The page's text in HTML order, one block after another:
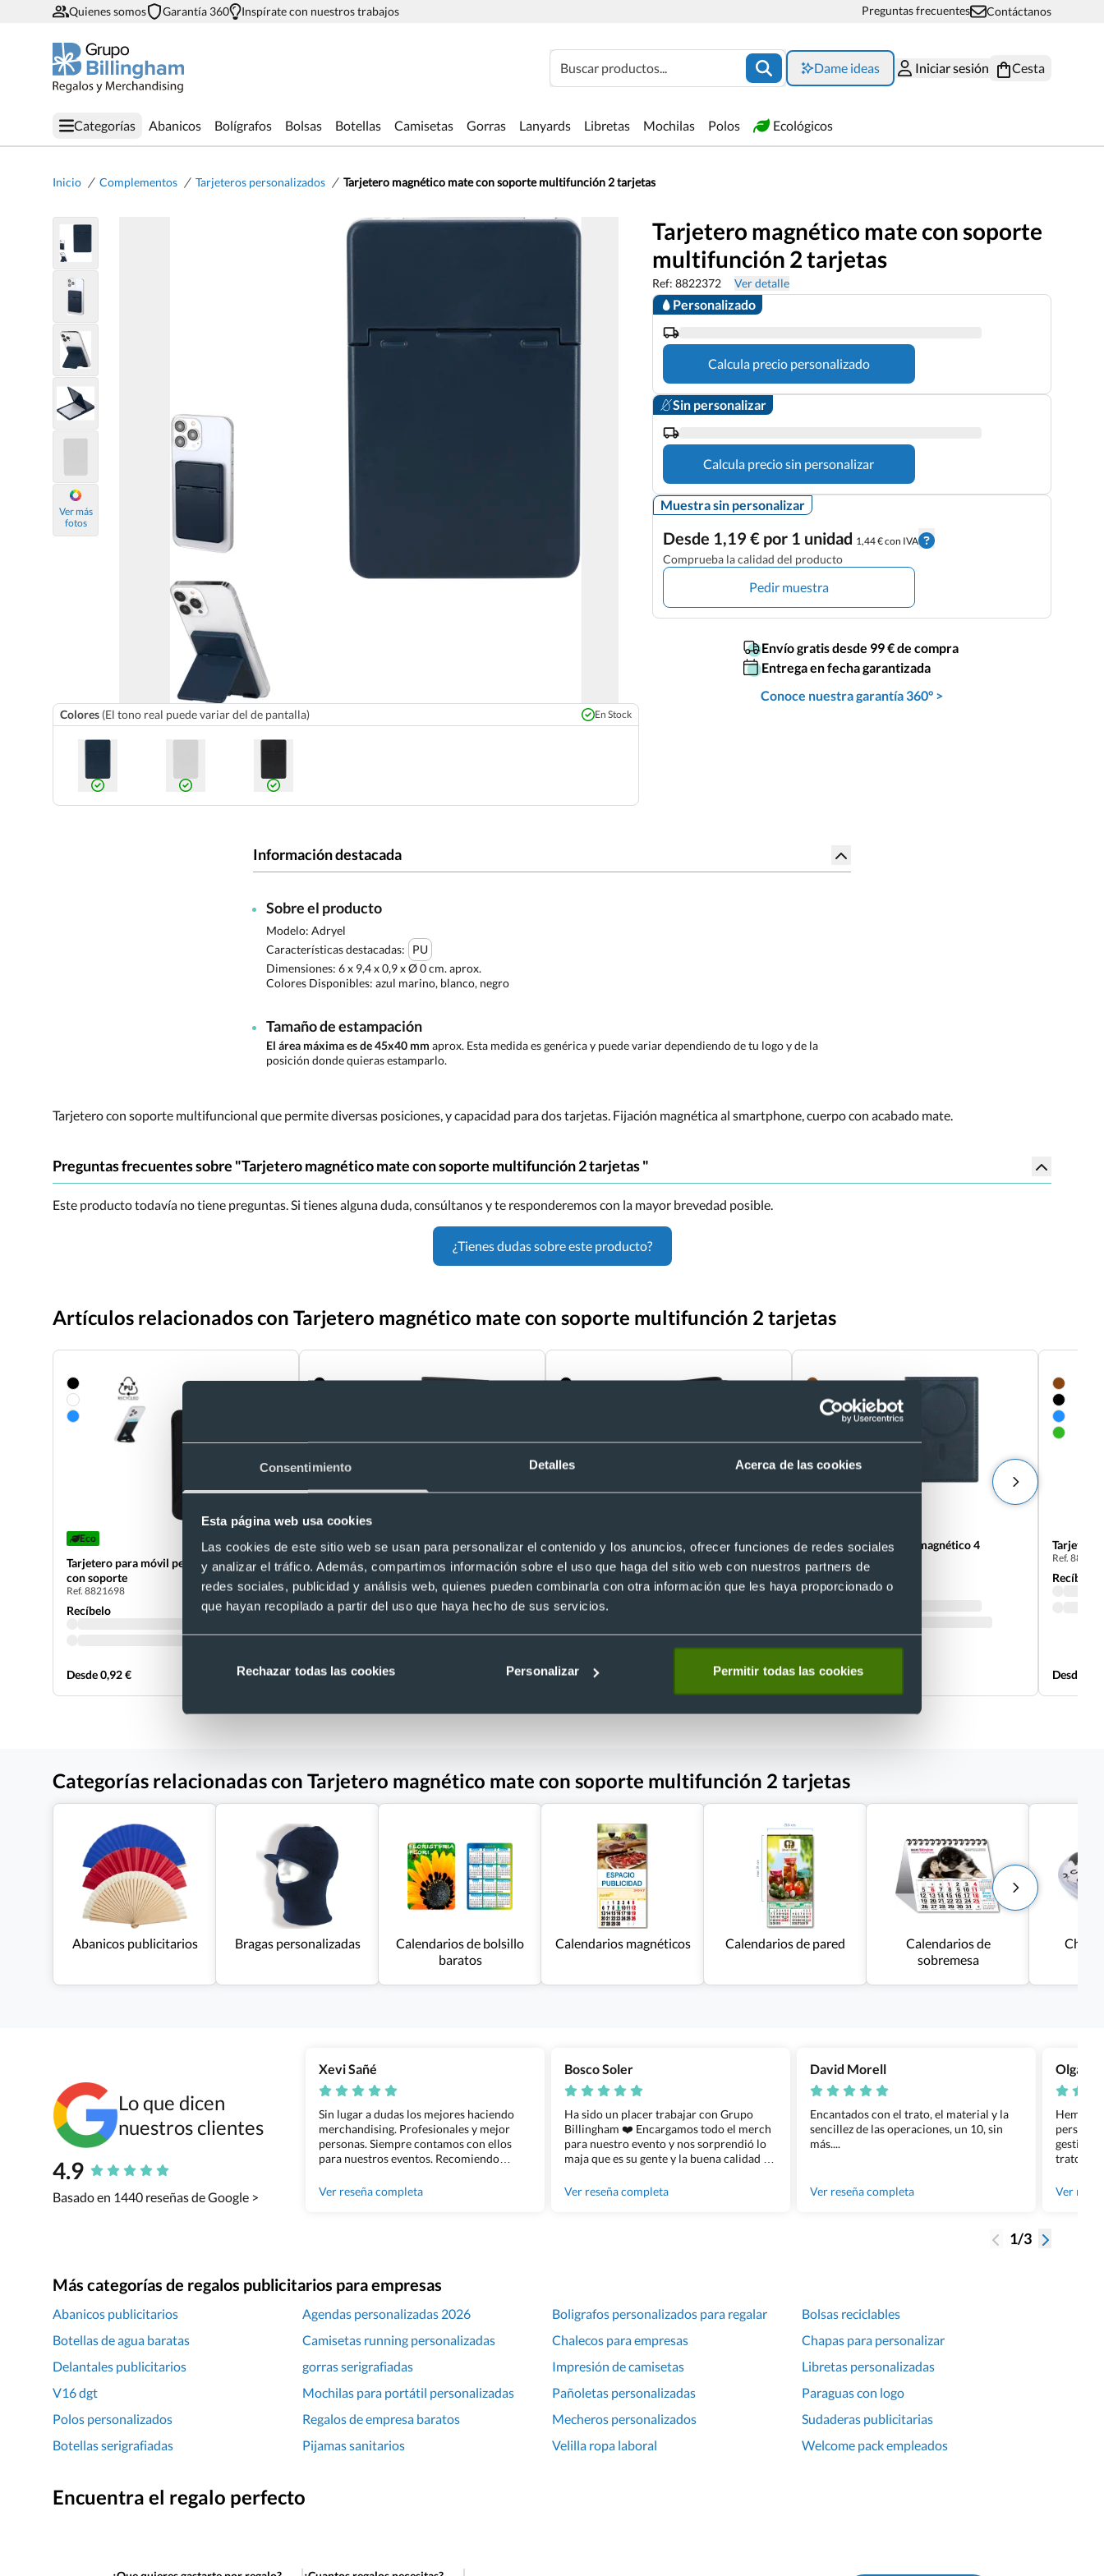
Consentimiento Detalles Acerca de las cookies
Esta página web usa cookies
Las cookies de este sitio web se usan para personalizar el contenido y los anuncios, ofrecer funciones de redes sociales
y analizar el tráfico. Además, compartimos información sobre el uso que haga del sitio web con nuestros partners de
redes sociales, publicidad y análisis web, quienes pueden combinarla con otra información que les haya proporcionado o
que hayan recopilado a partir del uso que haya hecho de sus servicios.
Rechazar todas las cookies Personalizar Permitir todas las cookies
Quienes somos Garantía 360 Inspírate con nuestros trabajos Preguntas frecuentes Contáctanos
Buscar productos... Dame ideas Iniciar sesión Cesta
Categorías Abanicos Bolígrafos Bolsas Botellas Camisetas Gorras Lanyards Libretas Mochilas Polos Ecológicos
Inicio / Complementos / Tarjeteros personalizados / Tarjetero magnético mate con soporte multifunción 2 tarjetas
Ver más
fotos
Colores (El tono real puede variar del de pantalla) En Stock
Tarjetero magnético mate con soporte
multifunción 2 tarjetas
Ref: 8822372 Ver detalle
Personalizado
Calcula precio personalizado
Sin personalizar
Calcula precio sin personalizar
Muestra sin personalizar
Desde 1,19 € por 1 unidad 1,44 € con IVA
Comprueba la calidad del producto
Pedir muestra
Envío gratis desde 99 € de compra
Entrega en fecha garantizada
Conoce nuestra garantía 360° >
Información destacada
Sobre el producto
Modelo: Adryel
Características destacadas:
PU
Dimensiones: 6 x 9,4 x 0,9 x Ø 0 cm. aprox.
Colores Disponibles: azul marino, blanco, negro
Tamaño de estampación
El área máxima es de 45x40 mm aprox. Esta medida es genérica y puede variar dependiendo de tu logo y de la
posición donde quieras estamparlo.
Tarjetero con soporte multifuncional que permite diversas posiciones, y capacidad para dos tarjetas. Fijación magnética al smartphone, cuerpo con acabado mate.
Preguntas frecuentes sobre "Tarjetero magnético mate con soporte multifunción 2 tarjetas "
Este producto todavía no tiene preguntas. Si tienes alguna duda, consúltanos y te responderemos con la mayor brevedad posible.
¿Tienes dudas sobre este producto?
Artículos relacionados con Tarjetero magnético mate con soporte multifunción 2 tarjetas
Eco
Tarjetero para móvil personalizado de PU
con soporte
Ref. 8821698
Recíbelo
Desde 0,92 €
Tarjetero magnético PU reciclada 6
compartimentos
Ref. 8822464
Recíbelo
Desde 3,44 €
Tarjetero RFID en PU reciclada para 10
Ref. 8822201
Recíbelo
Desde 3,16 €
Tarjetero PU plegable magnético 4
compartimentos
Ref. 8822319
Recíbelo
Desde 2,33 €
Tarjetero
Ref.
Recíbelo
Desde
Categorías relacionadas con Tarjetero magnético mate con soporte multifunción 2 tarjetas
Abanicos publicitarios Bragas personalizadas
Calendarios de bolsillo
baratos
Calendarios magnéticos Calendarios de pared
Calendarios de
sobremesa
Lo que dicen
nuestros clientes
4.9
Basado en 1440 reseñas de Google >
Xevi Sañé
Sin lugar a dudas los mejores haciendo
merchandising. Profesionales y mejor
personas. Siempre contamos con ellos
para nuestros eventos. Recomiendo
Ver reseña completa
Bosco Soler
Ha sido un placer trabajar con Grupo
Billingham ❤️ Encargamos todo el merch
para nuestro evento y nos sorprendió lo
maja que es su gente y la buena calidad de
100% recomendado!!
Ver reseña completa
David Morell
Encantados con el trato, el material y la
sencillez de las operaciones, un 10, sin
más....
Ver reseña completa
Olga
Hemos
gestión
trato
gente
Ver
1/3
Más categorías de regalos publicitarios para empresas
Abanicos publicitarios Agendas personalizadas 2026 Boligrafos personalizados para regalar
Bolsas reciclables
Botellas de agua baratas
Camisetas running personalizadas Chalecos para empresas
Chapas para personalizar
Delantales publicitarios
gorras serigrafiadas Impresión de camisetas
Libretas personalizadas
V16 dgt
Mochilas para portátil personalizadas Pañoletas personalizadas
Paraguas con logo
Polos personalizados
Regalos de empresa baratos Mecheros personalizados
Sudaderas publicitarias
Botellas serigrafiadas
Pijamas sanitarios Velilla ropa laboral Welcome pack empleados
Encuentra el regalo perfecto